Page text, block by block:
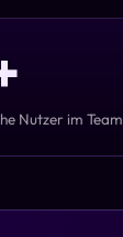
Nutzer im Team